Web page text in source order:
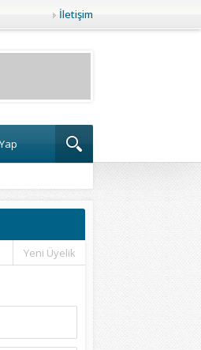
İletişim
Yeni Üyelik